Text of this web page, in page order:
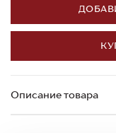
Описание товара